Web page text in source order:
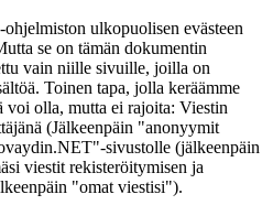
ulkopuolisen evästeen
se on tämän dokumentin
vain niille sivuille, joilla on
Toinen tapa, jolla keräämme
voi olla, mutta ei rajoita: Viestin
(Jälkeenpäin "anonyymit
sivustolle (jälkeenpäin
viestit rekisteröitymisen ja
"omat viestisi").